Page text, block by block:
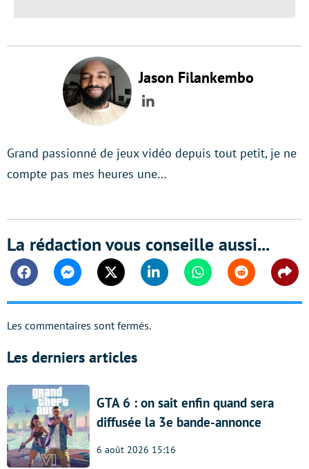
Jason Filankembo
LinkedIn
Grand passionné de jeux vidéo depuis tout petit, je ne
compte pas mes heures une…
La rédaction vous conseille aussi...
FacebookMessengerTwitter Linkedin WhatsappReddit
Les commentaires sont fermés.
Les derniers articles
GTA 6 : on sait enfin quand sera
diffusée la 3e bande-annonce
6 août 2026 15:16